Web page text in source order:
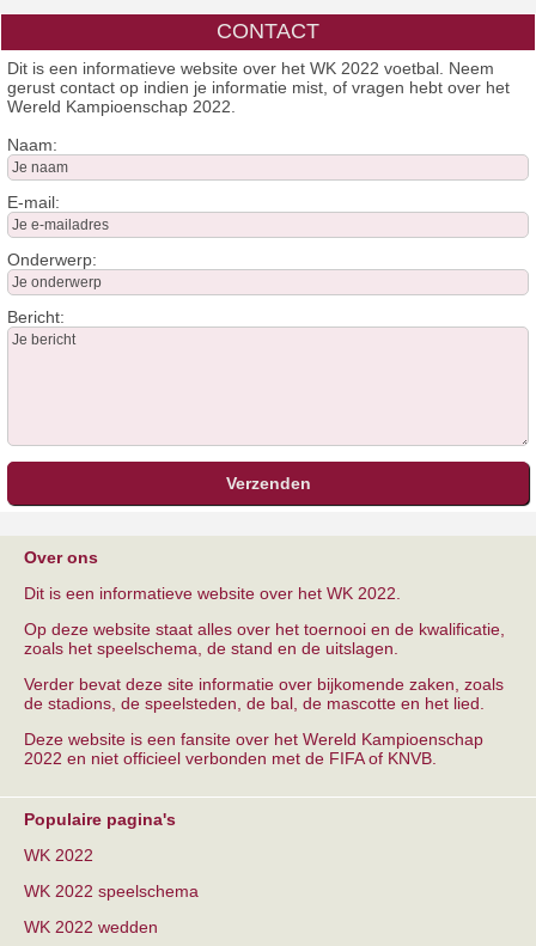
CONTACT
Dit is een informatieve website over het WK 2022 voetbal. Neem
gerust contact op indien je informatie mist, of vragen hebt over het
Wereld Kampioenschap 2022.
Naam:
E-mail:
Onderwerp:
Bericht:
Over ons
Dit is een informatieve website over het WK 2022.
Op deze website staat alles over het toernooi en de kwalificatie,
zoals het speelschema, de stand en de uitslagen.
Verder bevat deze site informatie over bijkomende zaken, zoals
de stadions, de speelsteden, de bal, de mascotte en het lied.
Deze website is een fansite over het Wereld Kampioenschap
2022 en niet officieel verbonden met de FIFA of KNVB.
Populaire pagina's
WK 2022
WK 2022 speelschema
WK 2022 wedden